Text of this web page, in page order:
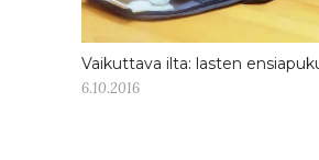
Vaikuttava ilta: lasten
6.10.2016